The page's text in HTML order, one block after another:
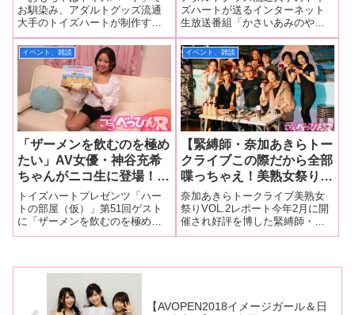
で幅広く活躍する七海ゆあ
ちゃんがニコ生に登場！
「150人動員しないとメン
バーがクビです」とアイド
ル活動持続を懇願！
お馴染み、アダルトグッズ流通
大手のトイズハートが制作する
インターネット生放送番組『ハ
ートの部屋（仮）』の第46回目
が、12月10日に放送されました
のでダイジェストで速報レポー
ト！?ニコ生のタイムシフト視聴
ができる
ストで登場！ 「ひとりで
（オナニー）するときは
BLがちょうどいい」と生
告白！
ズハートが送るインターネット
生放送番組「かさいあみのやお
い穴」が11月22日に放送。司会
はアダルト業界のみならず、BL
界からも注目される腐女子でア
ニヲタの“性優”・かさいあみちゃ
ん。彼女がゲストを迎えBLに潜
むや
イベント、雑談
「ザーメンを飲むのを極め
たい」AV女優・神谷充希
ちゃんがニコ生に登場！
「南国出身ではない」のに
なぜあのデビュー作になっ
たのかの謎がいま解き明か
される！？【トイズハート
ト！】
トイズハートプレゼンツ「ハー
トの部屋（仮）」第51回ゲスト
に「ザーメンを飲むのを極めた
い」AV女優・神谷充希ちゃんが
ストを迎えた、「トイズハート
プレゼンツ『ハートの部屋
（仮）』」は、2
イベント、雑談
【緊縛師・奈加あきらトー
クライブこの際だから全部
喋っちゃえ！美熟女祭り
VOL.2レポート！】友田真
希、翔田千里、北条麻妃、
川上ゆう、神納花、高宮
菜々子、森下美緒、紫月い
モデルが一堂に介し本音爆
奈加あきらトークライブ美熟女
祭りVOL.2レポート今年2月に開
催され好評を博した緊縛師・奈
加あきら氏のトークライブが再
師・奈加あきらトークライブこ
【AVOPEN2018イメージガール＆日